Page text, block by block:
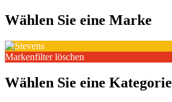
Wählen Sie eine Marke
Markenfilter löschen
Wählen Sie eine Kategorie